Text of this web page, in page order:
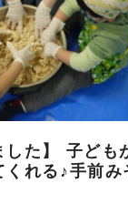
した】 子ども
くれる♪手前